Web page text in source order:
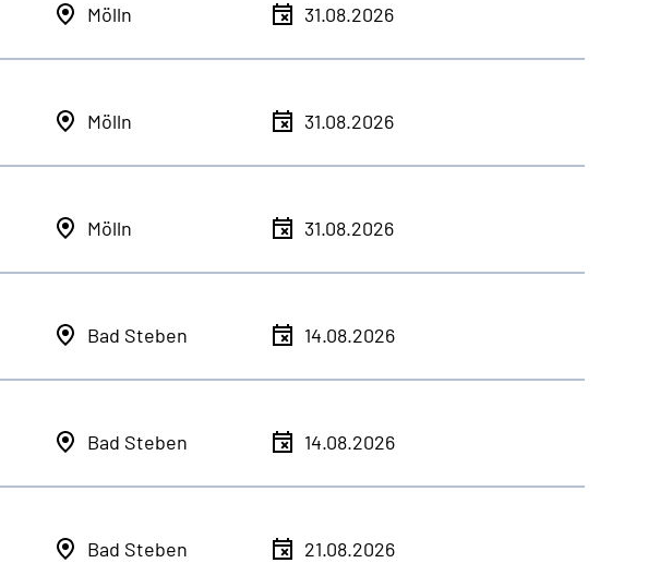
Mölln 31.08.2026
Mölln 31.08.2026
Mölln 31.08.2026
Bad Steben 14.08.2026
Bad Steben 14.08.2026
Bad Steben 21.08.2026